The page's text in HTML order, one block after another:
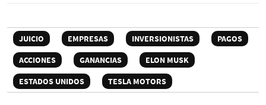
JUICIO EMPRESAS INVERSIONISTAS
PAGOS
ACCIONES
GANANCIAS
ELON MUSK
ESTADOS UNIDOS
TESLA MOTORS